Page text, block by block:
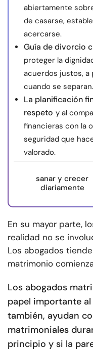
abiertamente
de casarse,
acercarse.
Guía de divorcio
proteger la
acuerdos justos, a
cuando se separan.
La planificación
respeto y al
financieras con la
seguridad que
valorado.
sanar y crecer
diariamente
En su mayor parte,
realidad no se
Los abogados
matrimonio
Los abogados
papel importante
también, ayudan
matrimoniales
principio y si la